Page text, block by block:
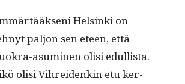
Helsin­ki on
paljon sen eteen, että
asum­i­nen olisi edullista.
olisi Vihrei­denkin etu ker­